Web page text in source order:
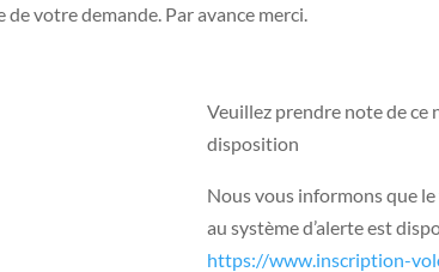
de votre demande. Par avance merci.
Veuillez prendre note de ce
disposition
Nous vous informons que
au système d’alerte est
https://www.inscription-